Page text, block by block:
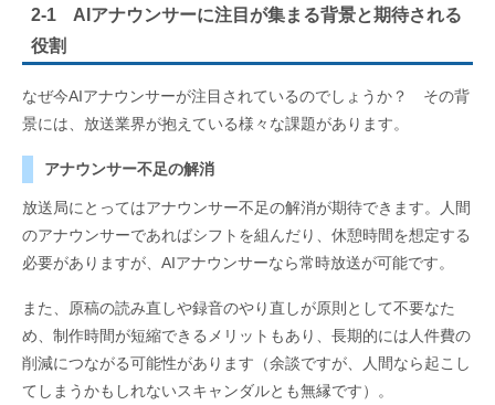
2-1 AIアナウンサーに注目が集まる背景と期待される
役割
なぜ今AIアナウンサーが注目されているのでしょうか？ その背
景には、放送業界が抱えている様々な課題があります。
アナウンサー不足の解消
放送局にとってはアナウンサー不足の解消が期待できます。人間
のアナウンサーであればシフトを組んだり、休憩時間を想定する
必要がありますが、AIアナウンサーなら常時放送が可能です。
また、原稿の読み直しや録音のやり直しが原則として不要なた
め、制作時間が短縮できるメリットもあり、長期的には人件費の
削減につながる可能性があります（余談ですが、人間なら起こし
てしまうかもしれないスキャンダルとも無縁です）。